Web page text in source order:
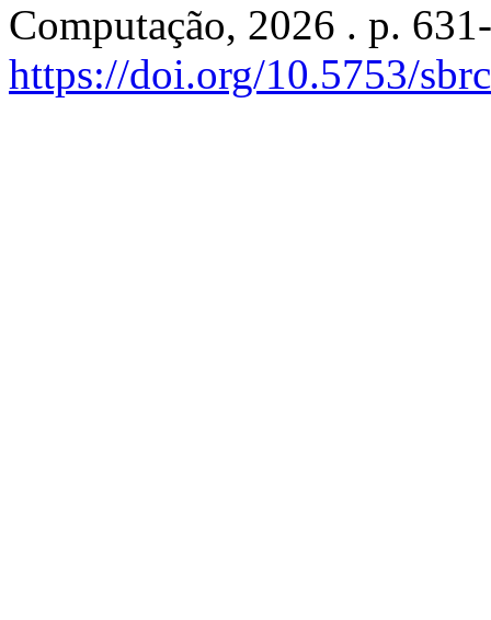
Computação, 2026 . p.
https://doi.org/10.5753/